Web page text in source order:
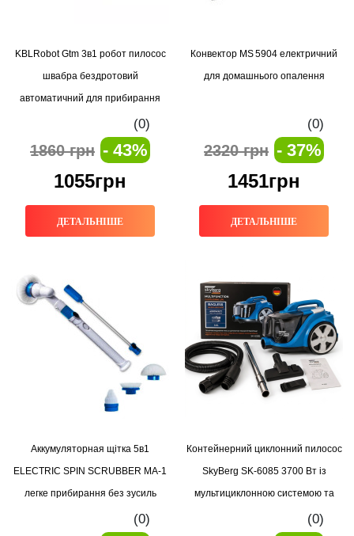
KBLRobot Gtm 3в1 робот пилосос
швабра бездротовий
автоматичний для прибирання
(0)
1860 грн - 43%
1055грн
ДЕТАЛЬНІШЕ
Конвектор MS 5904 електричний
для домашнього опалення
(0)
2320 грн - 37%
1451грн
ДЕТАЛЬНІШЕ
Аккумуляторная щітка 5в1
ELECTRIC SPIN SCRUBBER MA-1
легке прибирання без зусиль
(0)
Контейнерний циклонний пилосос
SkyBerg SK-6085 3700 Вт із
мультициклонною системою та
(0)